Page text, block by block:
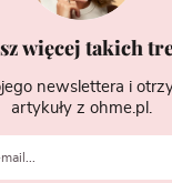
więcej takich
newslettera i
artykuły z ohme.pl.